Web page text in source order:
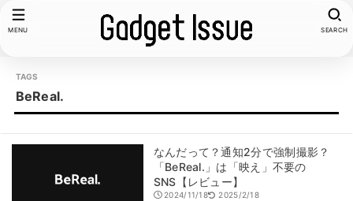
SEARCH
MENU
BeReal.
なんだって？通知2分で強制撮影？
「BeReal.」は「映え」不要の
SNS【レビュー】
2024/11/18 2025/2/18